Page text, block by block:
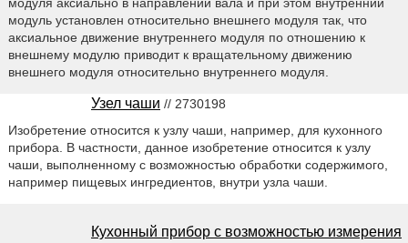
модуля аксиально в направлении вала и при этом внутренний
модуль установлен относительно внешнего модуля так, что
аксиальное движение внутреннего модуля по отношению к
внешнему модулю приводит к вращательному движению
внешнего модуля относительно внутреннего модуля.
Узел чаши // 2730198
Изобретение относится к узлу чаши, например, для кухонного
прибора. В частности, данное изобретение относится к узлу
чаши, выполненному с возможностью обработки содержимого,
например пищевых ингредиентов, внутри узла чаши.
Кухонный прибор с возможностью измерения